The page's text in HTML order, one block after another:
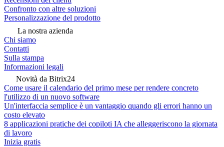
Confronto con altre soluzioni
Personalizzazione del prodotto
La nostra azienda
Chi siamo
Contatti
Sulla stampa
Informazioni legali
Novità da Bitrix24
Come usare il calendario del primo mese per rendere concreto
l'utilizzo di un nuovo software
Un'interfaccia semplice è un vantaggio quando gli errori hanno un
costo elevato
8 applicazioni pratiche dei copiloti IA che alleggeriscono la giornata
di lavoro
Inizia gratis